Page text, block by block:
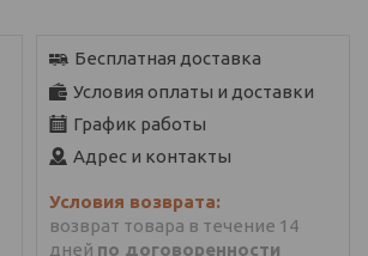
Бесплатная доставка
Условия оплаты и доставки
График работы
Адрес и контакты
возврат товара в течение 14
дней по договоренности